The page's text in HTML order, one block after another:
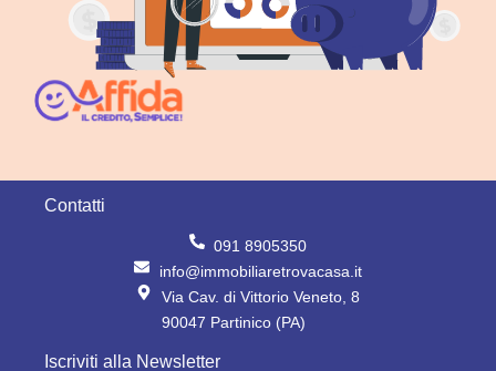
Contatti
091 8905350
info@immobiliaretrovacasa.it
Via Cav. di Vittorio Veneto, 8
90047 Partinico (PA)
Iscriviti alla Newsletter